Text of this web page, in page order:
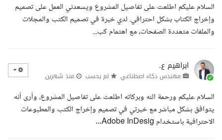
السلام عليكم اطلعت على تفاصيل المشروع ويسعدني العمل على تصميم
وإخراج الكتاب بشكل احترافي. لدي خبرة في تصميم الكتب والمجلات
والملفات متعددة الصفحات، مع اهتمام كب...
ابراهيم ع.
مهندس ذكاء اصطناعي لم يحسب منذ شهرين
السلام عليكم ورحمة الله وبركاته اطلعت على تفاصيل المشروع، وأرى أنه
يتوافق بشكل مباشر مع خبرتي في تصميم وإخراج الكتب والمطبوعات
الاحترافية باستخدام Adobe InDesig...